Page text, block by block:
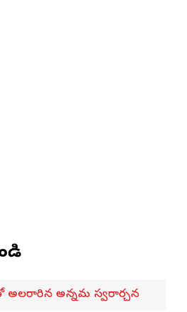
అలరారిన అన్నమ స్వరార్చన